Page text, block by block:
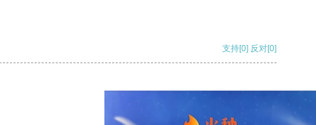
支持[0] 反对[0]
支持